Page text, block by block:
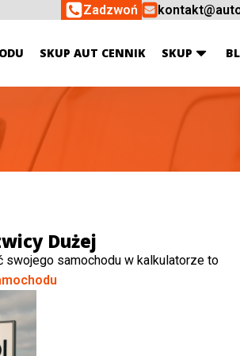
Zadzwoń
SKUP AUT CENNIK SKUP
Dużej
samochodu w kalkulatorze to